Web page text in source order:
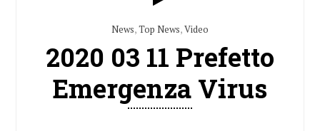
News,Top News,Video
2020 03 11 Prefetto
Emergenza Virus